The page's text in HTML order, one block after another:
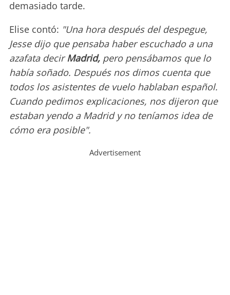
demasiado tarde.
Elise contó: "Una hora después del despegue,
Jesse dijo que pensaba haber escuchado a una
azafata decirMadrid, pero pensábamos que lo
había soñado. Después nos dimos cuenta que
todos los asistentes de vuelo hablaban español.
Cuando pedimos explicaciones, nos dijeron que
estaban yendo a Madrid y no teníamos idea de
cómo era posible".
Advertisement